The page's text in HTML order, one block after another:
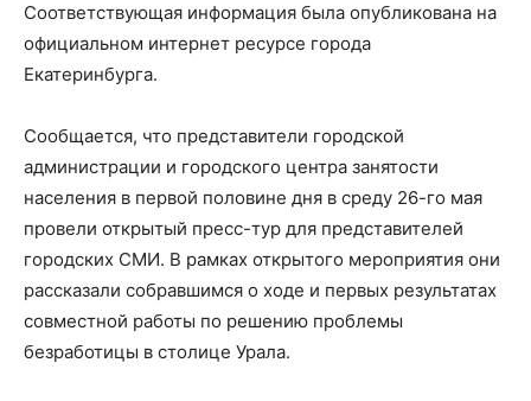
Соответствующая информация была опубликована на
официальном интернет ресурсе города
Екатеринбурга.
Сообщается, что представители городской
администрации и городского центра занятости
населения в первой половине дня в среду 26-го мая
провели открытый пресс-тур для представителей
городских СМИ. В рамках открытого мероприятия они
рассказали собравшимся о ходе и первых результатах
совместной работы по решению проблемы
безработицы в столице Урала.